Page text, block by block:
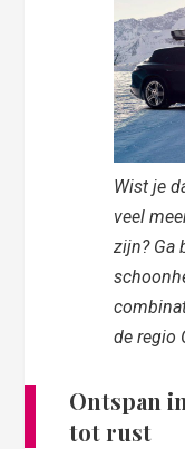
Wist je
veel
zijn? Ga
de regio
Ontspan
tot rust